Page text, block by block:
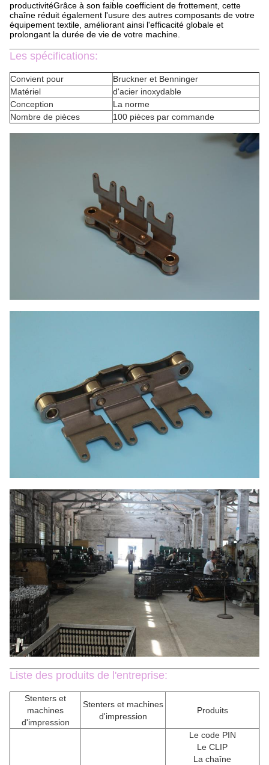
productivitéGrâce à son faible coefficient de frottement, cette
chaîne réduit également l'usure des autres composants de votre
équipement textile, améliorant ainsi l'efficacité globale et
prolongant la durée de vie de votre machine.
Les spécifications:
Convient pour
Bruckner et Benninger
Matériel
d'acier inoxydable
Conception
La norme
Nombre de pièces
100 pièces par commande
Liste des produits de l'entreprise:
Stenters et
machines
d'impression
Stenters et machines
d'impression
Produits
Le code PIN
Le CLIP
La chaîne